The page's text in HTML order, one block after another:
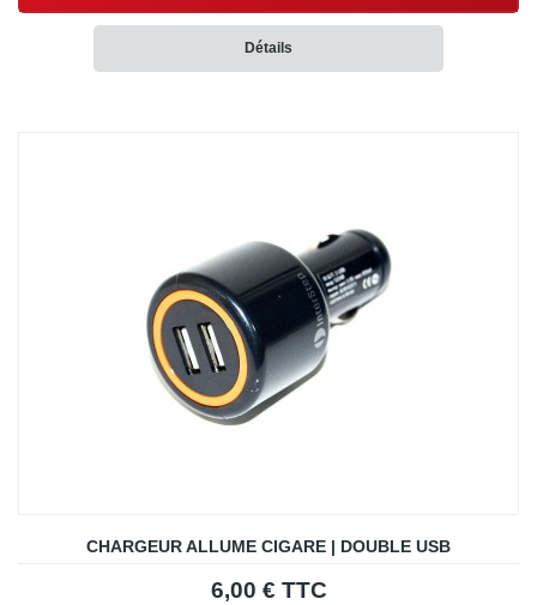
Détails
CHARGEUR ALLUME CIGARE | DOUBLE USB
6,00 € TTC